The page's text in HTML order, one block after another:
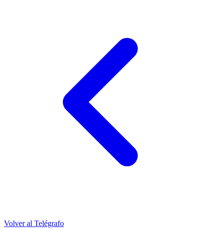
Volver al Telégrafo